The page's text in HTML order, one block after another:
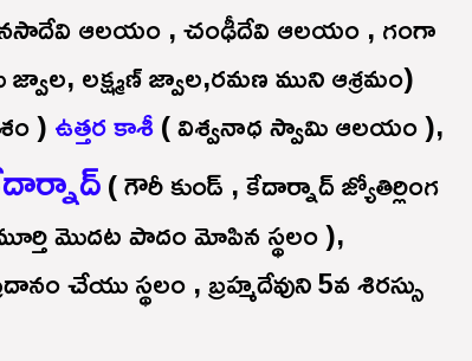
ఆలయం , చంఢీదేవి ఆలయం , గంగా
లక్ష్మణ్ జ్వాల,రమణ ముని ఆశ్రమం)
)ఉత్తర కాశీ( విశ్వనాధ స్వామి ఆలయం ),
( గౌరీ కుండ్ , కేదార్నాద్ జ్యోతిర్లింగ
మొదట పాదం మోపిన స్థలం ),
చేయు స్థలం , బ్రహ్మదేవుని 5వ శిరస్సు